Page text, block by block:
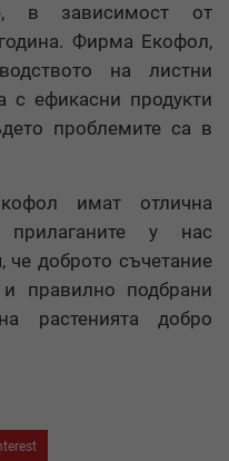
в зависимост от
Фирма Екофол,
на листни
с ефикасни продукти
проблемите са в
имат отлична
у нас
че доброто съчетание
правилно подбрани
растенията добро